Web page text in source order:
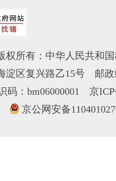
权所有：中华人民共和
淀区复兴路乙15号 邮
码：bm06000001 京
京公网安备